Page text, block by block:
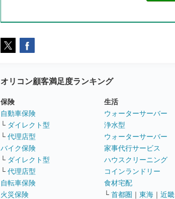
オリコン顧客満足度ランキング
保険
自動車保険
└ ダイレクト型
└ 代理店型
バイク保険
└ ダイレクト型
└ 代理店型
自転車保険
火災保険
生活
ウォーターサーバー
浄水型
ウォーターサーバー
家事代行サービス
ハウスクリーニング
コインランドリー
食材宅配
└ 首都圏 ｜ 東海 ｜ 近畿